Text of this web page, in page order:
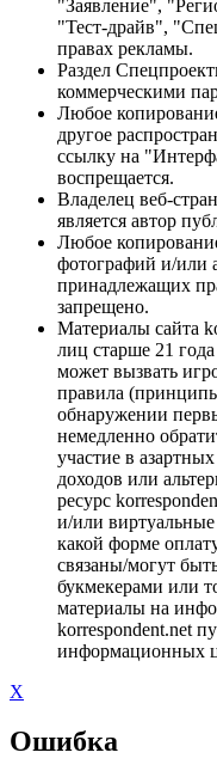
"Заявление",
"Тест-драйв",
правах рекламы.
Раздел
коммерческими
Любое
другое
ссылку на
воспрещается.
Владелец веб-
является автор
Любое
фотографий и/или
принадлежащих
запрещено.
Материалы сайта
лиц старше 21
может вызвать
правила
обнаружении
немедленно
участие в
доходов или
ресурс
и/или
какой форме
связаны/могут
букмекерами или
материалы на
korrespondent.net
информационных
X
Ошибка